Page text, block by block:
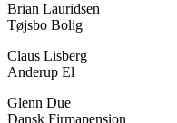
Brian Lauridsen
Tøjsbo Bolig
Claus Lisberg
Anderup El
Glenn Due
Dansk Firmapension